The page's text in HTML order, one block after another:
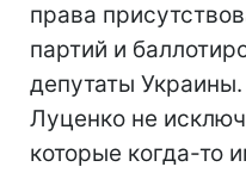
права
партий и
депутаты
Луценко не
которые когда-то